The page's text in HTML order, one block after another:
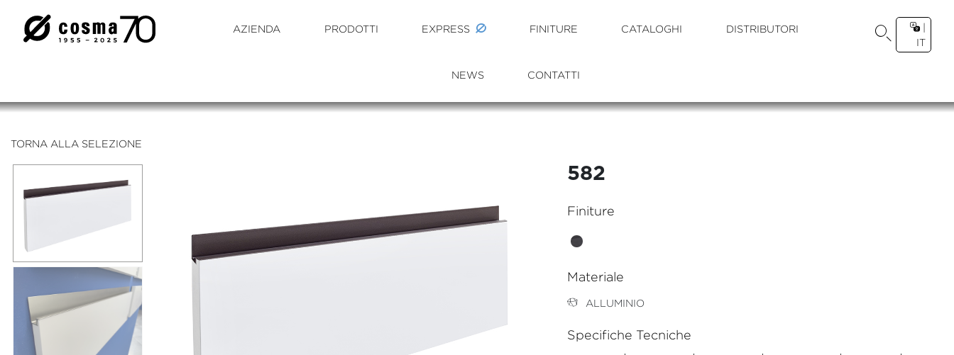
AZIENDA PRODOTTI EXPRESS FINITURE CATALOGHI DISTRIBUTORI
NEWS CONTATTI
|
IT
TORNA ALLA SELEZIONE
582
Finiture
Materiale
ALLUMINIO
Specifiche Tecniche